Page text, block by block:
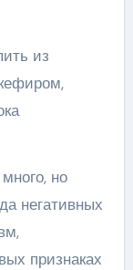
из
но
негативных
признаках